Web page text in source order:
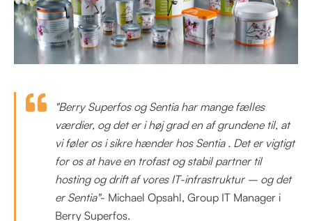
"Berry Superfos og Sentia har mange fælles
værdier, og det er i høj grad en af grundene til, at
vi føler os i sikre hænder hos Sentia . Det er vigtigt
for os at have en trofast og stabil partner til
hosting og drift af vores IT-infrastruktur – og det
er Sentia"- Michael Opsahl, Group IT Manager i
Berry Superfos.